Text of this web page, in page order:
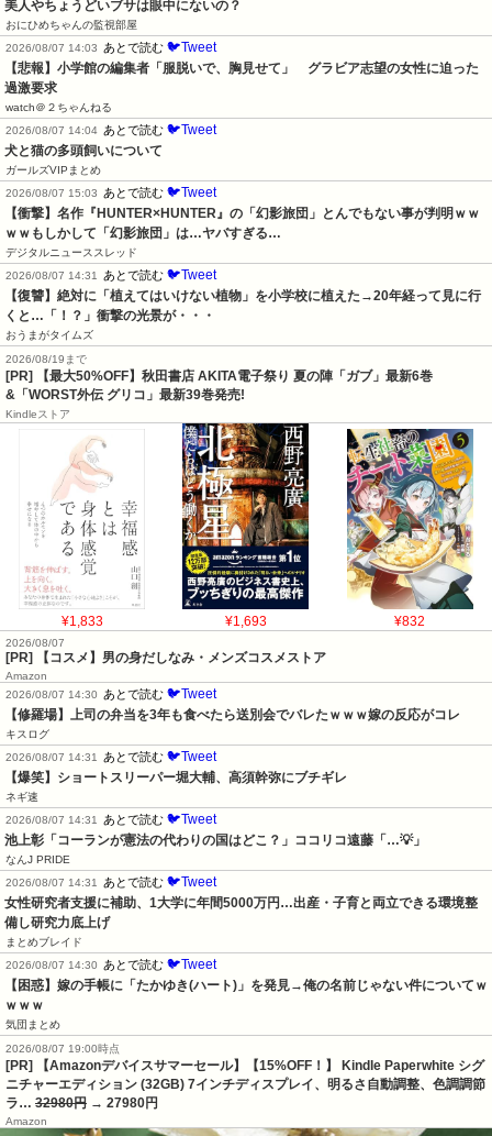
美人やちょうどいブサは眼中にないの？
おにひめちゃんの監視部屋
2026/08/07 14:03
あとで読む 🐦Tweet
【悲報】小学館の編集者「服脱いで、胸見せて」　グラビア志望の女性に迫った
過激要求
watch＠２ちゃんねる
2026/08/07 14:04 あとで読む 🐦Tweet
犬と猫の多頭飼いについて
ガールズVIPまとめ
2026/08/07 15:03
あとで読む 🐦Tweet
【衝撃】名作『HUNTER×HUNTER』の「幻影旅団」とんでもない事が判明ｗｗ
ｗｗもしかして「幻影旅団」は…ヤバすぎる…
デジタルニューススレッド
2026/08/07 14:31
あとで読む 🐦Tweet
【復讐】絶対に「植えてはいけない植物」を小学校に植えた→20年経って見に行
くと…「！？」衝撃の光景が・・・
おうまがタイムズ
2026/08/19まで
[PR] 【最大50%OFF】秋田書店 AKITA電子祭り 夏の陣「ガブ」最新6巻
&「WORST外伝 グリコ」最新39巻発売!
Kindleストア
¥1,833 ¥1,693 ¥832
2026/08/07
[PR] 【コスメ】男の身だしなみ・メンズコスメストア
Amazon
2026/08/07 14:30
あとで読む 🐦Tweet
【修羅場】上司の弁当を3年も食べたら送別会でバレたｗｗｗ嫁の反応がコレ
キスログ
2026/08/07 14:31
あとで読む 🐦Tweet
【爆笑】ショートスリーパー堀大輔、高須幹弥にブチギレ
ネギ速
2026/08/07 14:31
あとで読む 🐦Tweet
池上彰「コーランが憲法の代わりの国はどこ？」ココリコ遠藤「…💡」
なんJ PRIDE
2026/08/07 14:31
あとで読む 🐦Tweet
女性研究者支援に補助、1大学に年間5000万円…出産・子育と両立できる環境整
備し研究力底上げ
まとめブレイド
2026/08/07 14:30
あとで読む 🐦Tweet
【困惑】嫁の手帳に「たかゆき(ハート)」を発見→俺の名前じゃない件についてｗ
ｗｗｗ
気団まとめ
2026/08/07 19:00時点
[PR] 【Amazonデバイスサマーセール】【15%OFF！】 Kindle Paperwhite シグ
ニチャーエディション (32GB) 7インチディスプレイ、明るさ自動調整、色調調節
ラ… 32980円 → 27980円
Amazon